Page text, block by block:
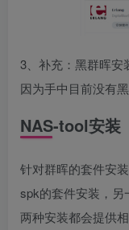
3、补充：黑群晖安
因为手中目前没有
NAS-tool安装
针对群晖的套件安
spk的套件安装，
两种安装都会提供